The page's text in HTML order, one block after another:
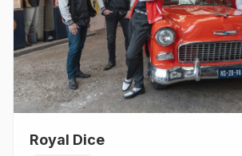
Royal Dice